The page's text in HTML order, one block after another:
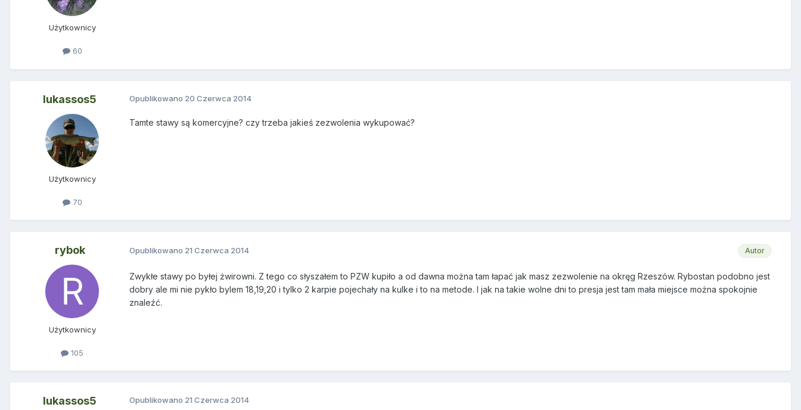
Użytkownicy
60
lukassos5
Użytkownicy
70
Opublikowano 20 Czerwca 2014
Tamte stawy są komercyjne? czy trzeba jakieś zezwolenia wykupować?
rybok
Użytkownicy
105
Autor
Opublikowano 21 Czerwca 2014
Zwykłe stawy po byłej żwirowni. Z tego co słyszałem to PZW kupiło a od dawna można tam łapać jak masz zezwolenie na okręg Rzeszów. Rybostan podobno jest
dobry ale mi nie pykło bylem 18,19,20 i tylko 2 karpie pojechały na kulke i to na metode. I jak na takie wolne dni to presja jest tam mała miejsce można spokojnie
znaleźć.
lukassos5 Opublikowano 21 Czerwca 2014